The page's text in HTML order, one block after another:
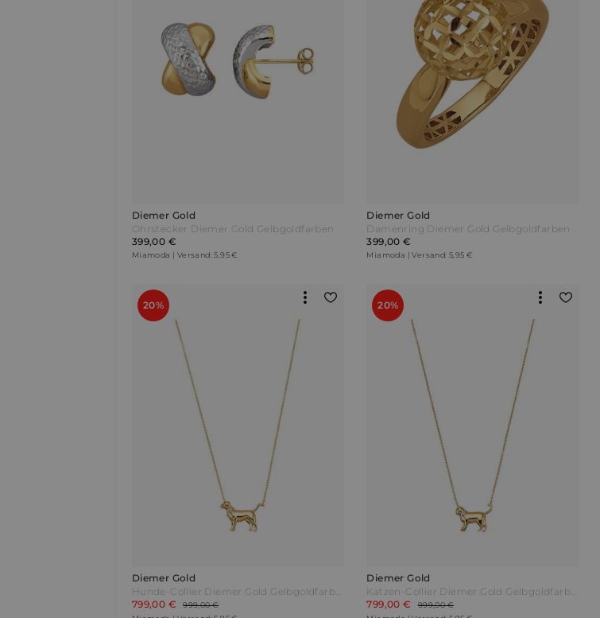
Diemer Gold
Ohrstecker Diemer Gold Gelbgoldfarben
399,00 €
Miamoda | Versand: 5,95 €
Diemer Gold
Damenring Diemer Gold Gelbgoldfarben
399,00 €
Miamoda | Versand: 5,95 €
20%
Diemer Gold
799,00 €
999,00 €
20%
Diemer Gold
799,00 €
999,00 €